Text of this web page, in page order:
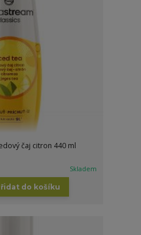
čaj citron 440 ml
Skladem
do košíku